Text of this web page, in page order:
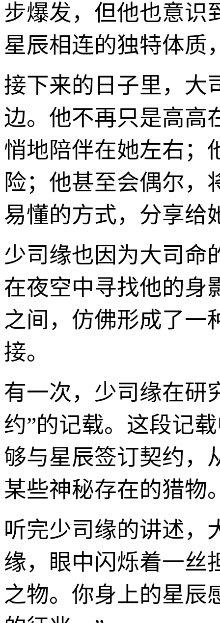
步爆发，但他也意识
星辰相连的独特体质
接下来的日子里，大
边。他不再只是高高
悄地陪伴在她左右；
险；他甚至会偶尔，
易懂的方式，分享给
少司缘也因为大司命
在夜空中寻找他的身
之间，仿佛形成了一
接。
有一次，少司缘在研
约”的记载。这段记
够与星辰签订契约，
某些神秘存在的猎物
听完少司缘的讲述，
缘，眼中闪烁着一丝
之物。你身上的星辰